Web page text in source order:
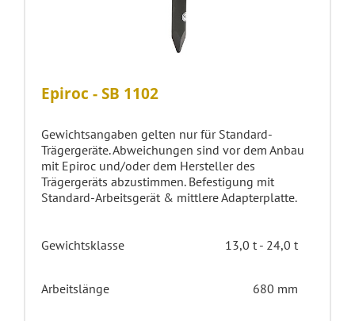
Epiroc - SB 1102
Gewichtsangaben gelten nur für Standard-
Trägergeräte. Abweichungen sind vor dem Anbau
mit Epiroc und/oder dem Hersteller des
Trägergeräts abzustimmen. Befestigung mit
Standard-Arbeitsgerät & mittlere Adapterplatte.
Gewichtsklasse 13,0 t - 24,0 t
Arbeitslänge 680 mm